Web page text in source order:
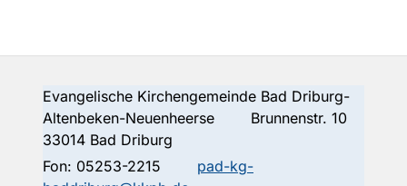
Evangelische Kirchengemeinde Bad Driburg-
Altenbeken-Neuenheerse Brunnenstr. 10
33014 Bad Driburg
Fon: 05253-2215
pad-kg-